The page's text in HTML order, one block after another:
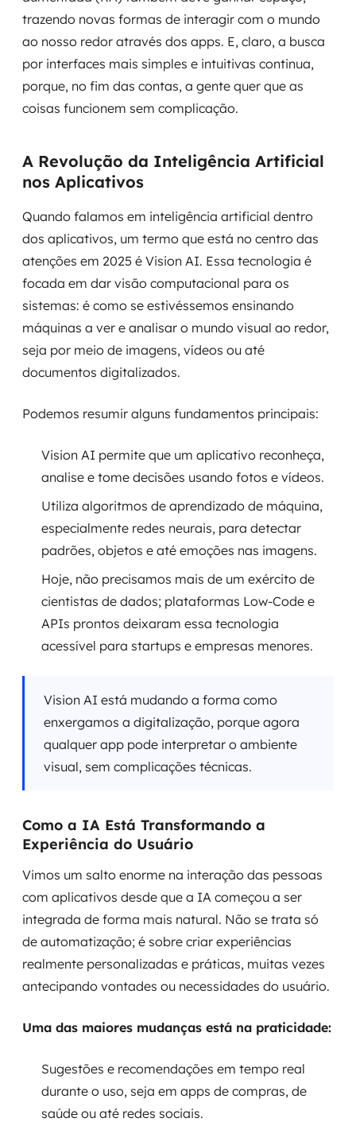
trazendo novas formas de interagir com o mundo
ao nosso redor através dos apps. E, claro, a busca
por interfaces mais simples e intuitivas continua,
porque, no fim das contas, a gente quer que as
coisas funcionem sem complicação.
A Revolução da Inteligência Artificial
nos Aplicativos
Quando falamos em inteligência artificial dentro
dos aplicativos, um termo que está no centro das
atenções em 2025 é Vision AI. Essa tecnologia é
focada em dar visão computacional para os
sistemas: é como se estivéssemos ensinando
máquinas a ver e analisar o mundo visual ao redor,
seja por meio de imagens, vídeos ou até
documentos digitalizados.
Podemos resumir alguns fundamentos principais:
Vision AI permite que um aplicativo reconheça,
analise e tome decisões usando fotos e vídeos.
Utiliza algoritmos de aprendizado de máquina,
especialmente redes neurais, para detectar
padrões, objetos e até emoções nas imagens.
Hoje, não precisamos mais de um exército de
cientistas de dados; plataformas Low-Code e
APIs prontos deixaram essa tecnologia
acessível para startups e empresas menores.
Vision AI está mudando a forma como
enxergamos a digitalização, porque agora
qualquer app pode interpretar o ambiente
visual, sem complicações técnicas.
Como a IA Está Transformando a
Experiência do Usuário
Vimos um salto enorme na interação das pessoas
com aplicativos desde que a IA começou a ser
integrada de forma mais natural. Não se trata só
de automatização; é sobre criar experiências
realmente personalizadas e práticas, muitas vezes
antecipando vontades ou necessidades do usuário.
Uma das maiores mudanças está na praticidade:
Sugestões e recomendações em tempo real
durante o uso, seja em apps de compras, de
saúde ou até redes sociais.